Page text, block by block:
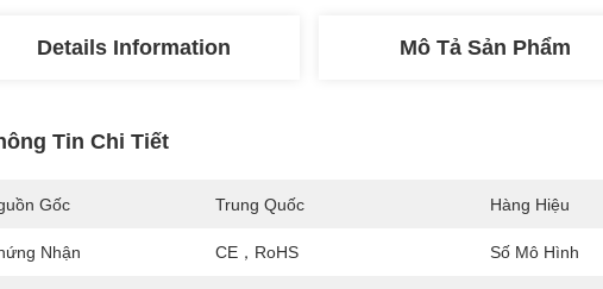
Details Information Mô Tả Sản Phẩm
Tin Chi Tiết
Gốc Trung Quốc Hàng Hiệu
Nhận CE，RoHS Số Mô Hình